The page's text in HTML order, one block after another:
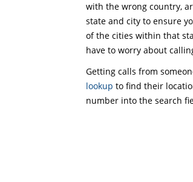
with the wrong country,
state and city to ensure
of the cities within that
have to worry about
Getting calls from
lookup to find their
number into the search